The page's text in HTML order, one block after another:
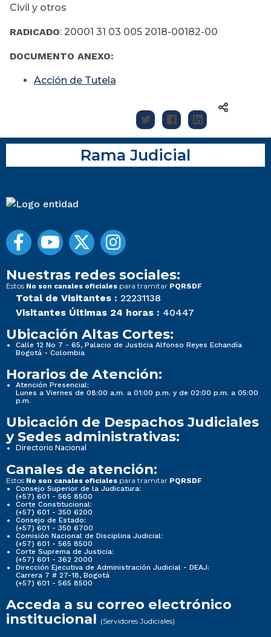
Civil y otros
RADICADO: 20001 31 03 005 2018-00182-00
DOCUMENTO ANEXO:
Acción de Tutela
Rama Judicial
Nuestras redes sociales:
Estos No son canales oficiales para tramitar PQRSDF
Total de Visitantes : 22231138
Visitantes Últimas 24 horas : 40447
Ubicación Altas Cortes:
Calle 12 No 7 - 65, Palacio de Justicia Alfonso Reyes Echandía
Bogotá - Colombia
Horarios de Atención:
Atención Presencial:
Lunes a Viernes de 08:00 a.m. a 01:00 p.m. y de 02:00 p.m. a 05:00
p.m.
Ubicación de Despachos Judiciales
y Sedes administrativas:
Directorio Nacional
Canales de atención:
Estos No son canales oficiales para tramitar PQRSDF
Consejo Superior de la Judicatura:
(+57) 601 - 565 8500
Corte Constitucional:
(+57) 601 - 350 6200
Consejo de Estado:
(+57) 601 - 350 6700
Comisión Nacional de Disciplina Judicial:
(+57) 601 - 565 8500
Corte Suprema de Justicia:
(+57) 601 - 362 2000
Dirección Ejecutiva de Administración Judicial - DEAJ:
Carrera 7 # 27-18, Bogotá
(+57) 601 - 565 8500
Acceda a su correo electrónico
institucional (Servidores Judiciales)